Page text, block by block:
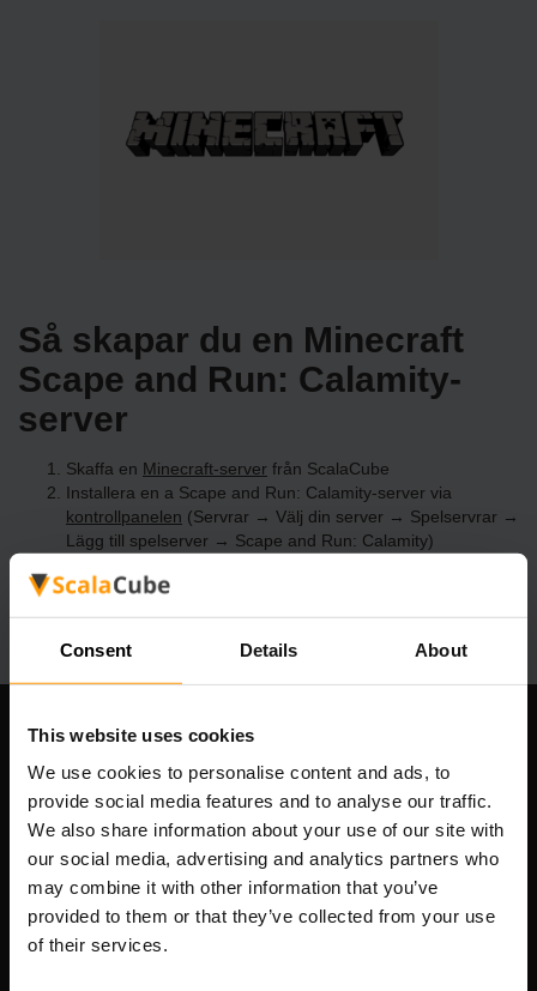
Consent Details About
This website uses cookies
We use cookies to personalise content and ads, to
provide social media features and to analyse our traffic.
We also share information about your use of our site with
our social media, advertising and analytics partners who
may combine it with other information that you’ve
provided to them or that they’ve collected from your use
of their services.
Så skapar du en Minecraft
Scape and Run: Calamity-
server
Skaffa en Minecraft-server från ScalaCube
Installera en a Scape and Run: Calamity-server via
kontrollpanelen (Servrar → Välj din server → Spelservrar →
Lägg till spelserver → Scape and Run: Calamity)
Vårt företag
Scalable Hosting Solutions OÜ
Registreringskod: 14652605
Momsregistreringsnummer: EE102133820
Adress: Harju maakond, Tallinn, Kesklinna linnaosa,